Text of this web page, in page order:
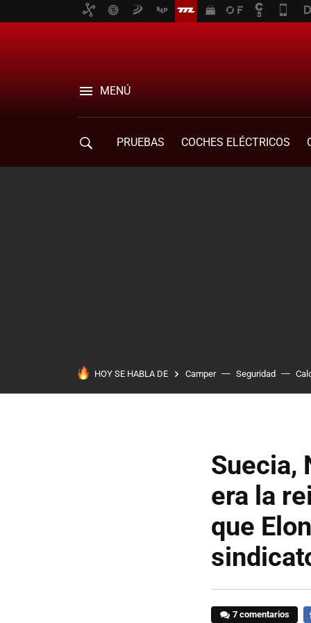
MENÚ
PRUEBAS COCHES ELÉCTRICOS
HOY SE HABLA DE Camper Seguridad
Suecia,
era la
que
7 comentarios